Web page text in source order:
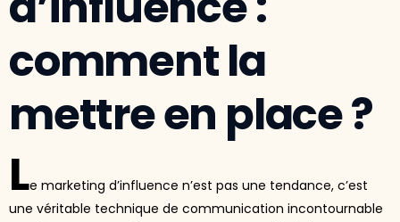
comment la
mettre en place ?
Le marketing d’influence n’est pas une tendance, c’est
une véritable technique de communication incontournable